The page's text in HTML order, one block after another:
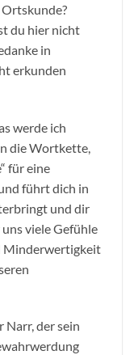
du hier nicht
in
erkunden
werde ich
die Wortkette,
für eine
führt dich in
und dir
viele Gefühle
Minderwertigkeit
Narr, der sein